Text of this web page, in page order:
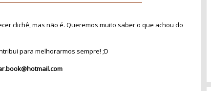
clichê, mas não é. Queremos muito saber o que achou do
para melhorarmos sempre! ;D